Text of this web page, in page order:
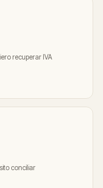
recuperar IVA
conciliar